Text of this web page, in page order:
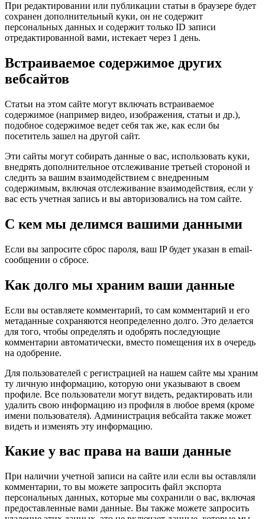
При редактировании или публикации статьи в браузере будет
сохранен дополнительный куки, он не содержит
персональных данных и содержит только ID записи
отредактированной вами, истекает через 1 день.
Встраиваемое содержимое других
вебсайтов
Статьи на этом сайте могут включать встраиваемое
содержимое (например видео, изображения, статьи и др.),
подобное содержимое ведет себя так же, как если бы
посетитель зашел на другой сайт.
Эти сайты могут собирать данные о вас, использовать куки,
внедрять дополнительное отслеживание третьей стороной и
следить за вашим взаимодействием с внедренным
содержимым, включая отслеживание взаимодействия, если у
вас есть учетная запись и вы авторизовались на том сайте.
С кем мы делимся вашими данными
Если вы запросите сброс пароля, ваш IP будет указан в email-
сообщении о сбросе.
Как долго мы храним ваши данные
Если вы оставляете комментарий, то сам комментарий и его
метаданные сохраняются неопределенно долго. Это делается
для того, чтобы определять и одобрять последующие
комментарии автоматически, вместо помещения их в очередь
на одобрение.
Для пользователей с регистрацией на нашем сайте мы храним
ту личную информацию, которую они указывают в своем
профиле. Все пользователи могут видеть, редактировать или
удалить свою информацию из профиля в любое время (кроме
имени пользователя). Администрация вебсайта также может
видеть и изменять эту информацию.
Какие у вас права на ваши данные
При наличии учетной записи на сайте или если вы оставляли
комментарии, то вы можете запросить файл экспорта
персональных данных, которые мы сохранили о вас, включая
предоставленные вами данные. Вы также можете запросить